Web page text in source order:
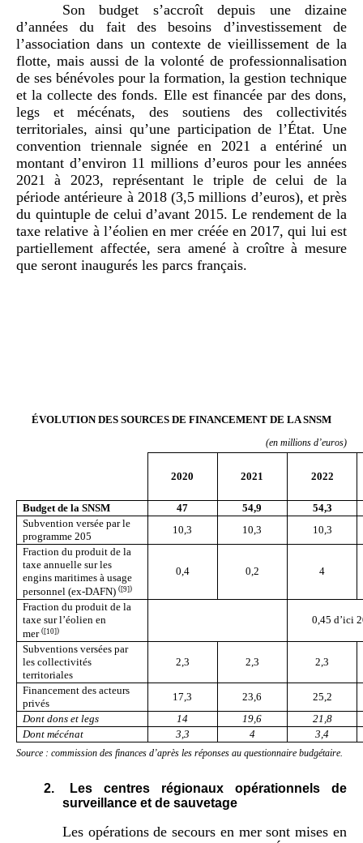
Son budget s’accroît depuis une dizaine
d’années du fait des besoins d’investissement de
l’association dans un contexte de vieillissement de la
flotte, mais aussi de la volonté de professionnalisation
de ses bénévoles pour la formation, la gestion technique
et la collecte des fonds. Elle est financée par des dons,
legs et mécénats, des soutiens des collectivités
territoriales, ainsi qu’une participation de l’État. Une
convention triennale signée en 2021 a entériné un
montant d’environ 11 millions d’euros pour les années
2021 à 2023, représentant le triple de celui de la
période antérieure à 2018 (3,5 millions d’euros), et près
du quintuple de celui d’avant 2015. Le rendement de la
taxe relative à l’éolien en mer créée en 2017, qui lui est
partiellement affectée, sera amené à croître à mesure
que seront inaugurés les parcs français.
ÉVOLUTION DES SOURCES DE FINANCEMENT DE LA SNSM
(en millions d’euros)
2020 2021 2022
Budget de la SNSM 47 54,9
54,3
Subvention versée par le
programme 205
10,3 10,3
10,3
Fraction du produit de la
taxe annuelle sur les
engins maritimes à usage
personnel (ex-DAFN) ([9])
0,4 0,2 4
Fraction du produit de la
taxe sur l’éolien en
mer ([10])
0,45 d’ici
Subventions versées par
les collectivités
territoriales
2,3 2,3 2,3
Financement des acteurs
privés
17,3 23,6
25,2
Dont dons et legs
14 19,6
21,8
Dont mécénat
3,3 4 3,4
Source : commission des finances d’après les réponses au questionnaire budgétaire.
2.
Les centres régionaux opérationnels de
surveillance et de sauvetage
Les opérations de secours en mer sont mises en